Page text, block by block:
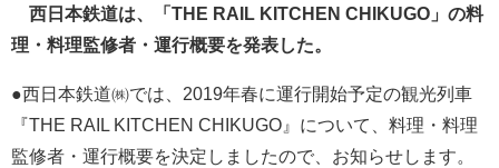
西日本鉄道は、「THE RAIL KITCHEN CHIKUGO」の料
理・料理監修者・運行概要を発表した。
●西日本鉄道㈱では、2019年春に運行開始予定の観光列車
『THE RAIL KITCHEN CHIKUGO』について、料理・料理
監修者・運行概要を決定しましたので、お知らせします。